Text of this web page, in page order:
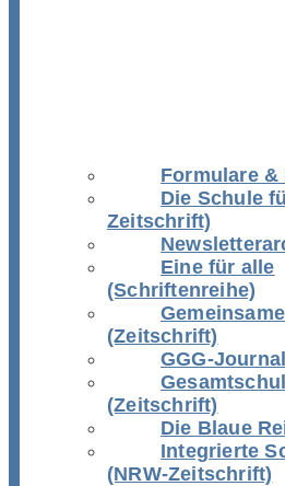
Formulare &
Die Schule
Zeitschrift)
Eine für alle
(Schriftenreihe)
(Zeitschrift)
GGG-
(Zeitschrift)
Die Blaue
Integrierte
(NRW-Zeitschrift)